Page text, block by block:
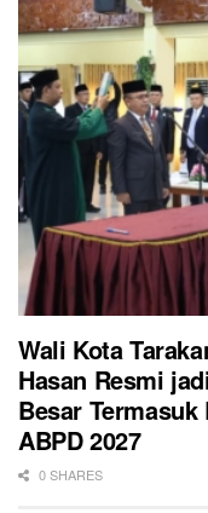
Wali Kota
Hasan Resmi
Besar
ABPD 2027
0 SHARES